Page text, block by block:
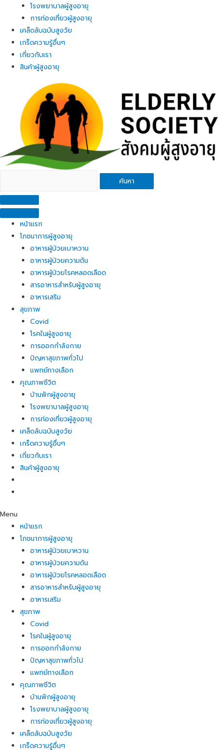
โรงพยาบาลผู้สูงอายุ
การท่องเที่ยวผู้สูงอายุ
เคล็ดลับฉบับสูงวัย
เกร็ดความรู้อื่นๆ
เกี่ยวกับเรา
สินค้าผู้สูงอายุ
ค้นหา
หน้าแรก
โภชนาการผู้สูงอายุ
อาหารผู้ป่วยเบาหวาน
อาหารผู้ป่วยความดัน
อาหารผู้ป่วยโรคหลอดเลือด
สารอาหารสำหรับผู้สูงอายุ
อาหารเสริม
สุขภาพ
Covid
โรคในผู้สูงอายุ
การออกกำลังกาย
ปัญหาสุขภาพทั่วไป
แพทย์ทางเลือก
คุณภาพชีวิต
บ้านพักผู้สูงอายุ
โรงพยาบาลผู้สูงอายุ
การท่องเที่ยวผู้สูงอายุ
เคล็ดลับฉบับสูงวัย
เกร็ดความรู้อื่นๆ
เกี่ยวกับเรา
สินค้าผู้สูงอายุ
Menu
หน้าแรก
โภชนาการผู้สูงอายุ
อาหารผู้ป่วยเบาหวาน
อาหารผู้ป่วยความดัน
อาหารผู้ป่วยโรคหลอดเลือด
สารอาหารสำหรับผู้สูงอายุ
อาหารเสริม
สุขภาพ
Covid
โรคในผู้สูงอายุ
การออกกำลังกาย
ปัญหาสุขภาพทั่วไป
แพทย์ทางเลือก
คุณภาพชีวิต
บ้านพักผู้สูงอายุ
โรงพยาบาลผู้สูงอายุ
การท่องเที่ยวผู้สูงอายุ
เคล็ดลับฉบับสูงวัย
เกร็ดความรู้อื่นๆ